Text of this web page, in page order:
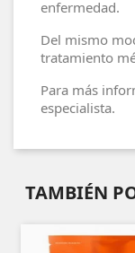
enfermedad.
Del mismo
tratamiento
Para más
especialista.
TAMBIÉN